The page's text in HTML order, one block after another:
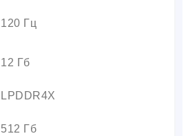
120 Гц
12 Гб
LPDDR4X
512 Гб